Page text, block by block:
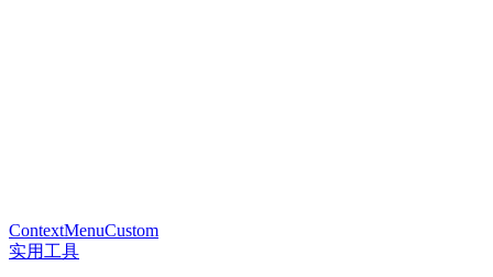
ContextMenuCustom
实用工具